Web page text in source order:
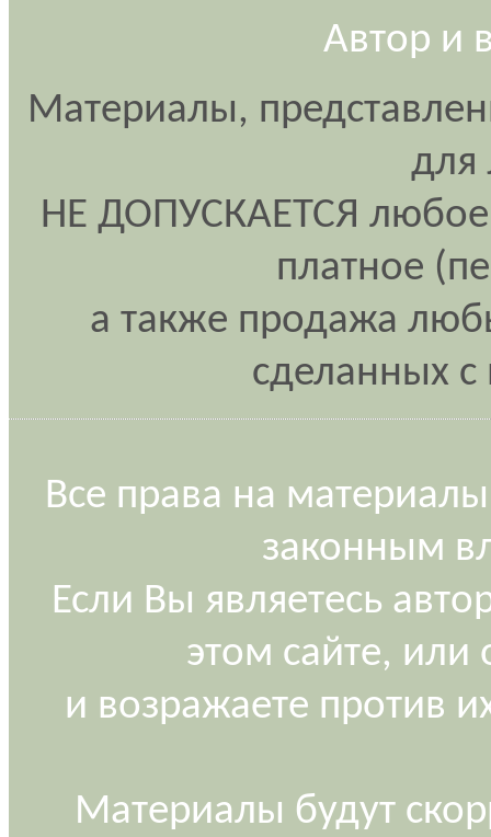
Автор и
Материалы,
для
НЕ ДОПУСКАЕТСЯ любое
платное
а также продажа
сделанных
Все права на
законным
Если Вы являетесь
этом сайте, или
и возражаете против
Материалы будут